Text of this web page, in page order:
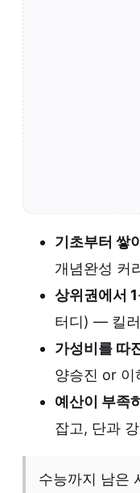
기초부터 쌓
개념완성 커
상위권에서
터디) — 킬
가성비를 따
양승진 or 이
예산이 부족
잡고, 단과
수능까지 남은